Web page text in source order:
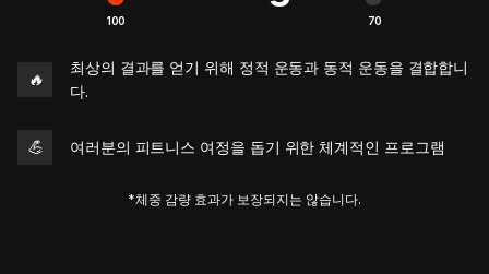
100 70
🔥
최상의 결과를 얻기 위해 정적 운동과 동적 운동을 결합합니
다.
💪 여러분의 피트니스 여정을 돕기 위한 체계적인 프로그램
*체중 감량 효과가 보장되지는 않습니다.